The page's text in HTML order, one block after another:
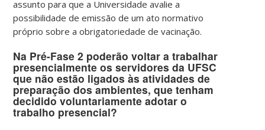
assunto para que a Universidade avalie a
possibilidade de emissão de um ato normativo
próprio sobre a obrigatoriedade de vacinação.
Na Pré-Fase 2 poderão voltar a trabalhar
presencialmente os servidores da UFSC
que não estão ligados às atividades de
preparação dos ambientes, que tenham
decidido voluntariamente adotar o
trabalho presencial?